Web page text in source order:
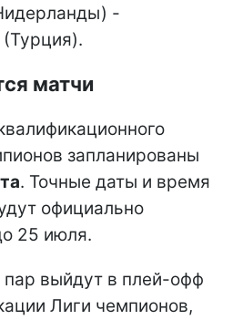
-
матчи
запланированы
. Точные даты и время
официально
25 июля.
пар выйдут в плей-офф
Лиги чемпионов,